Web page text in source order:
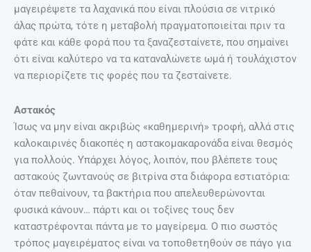
μαγειρέψετε τα λαχανικά που είναι πλούσια σε νιτρικό
άλας πρώτα, τότε η μεταβολή πραγματοποιείται πριν τα
φάτε και κάθε φορά που τα ξαναζεσταίνετε, που σημαίνει
ότι είναι καλύτερο να τα καταναλώνετε ωμά ή τουλάχιστον
να περιορίζετε τις φορές που τα ζεσταίνετε.
Αστακός
Ίσως να μην είναι ακριβώς «καθημερινή» τροφή, αλλά στις
καλοκαιρινές διακοπές η αστακομακαρονάδα είναι θεσμός
για πολλούς. Υπάρχει λόγος, λοιπόν, που βλέπετε τους
αστακούς ζωντανούς σε βιτρίνα στα διάφορα εστιατόρια:
όταν πεθαίνουν, τα βακτήρια που απελευθερώνονται
φυσικά κάνουν… πάρτι και οι τοξίνες τους δεν
καταστρέφονται πάντα με το μαγείρεμα. Ο πιο σωστός
τρόπος μαγειρέματος είναι να τοποθετηθούν σε πάγο για